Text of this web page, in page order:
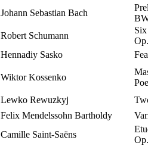
Johann Sebastian Bach
Robert Schumann
Hennadiy Sasko
Wiktor Kossenko
Lewko Rewuzkyj
Felix Mendelssohn Bartholdy
Camille Saint-Saëns